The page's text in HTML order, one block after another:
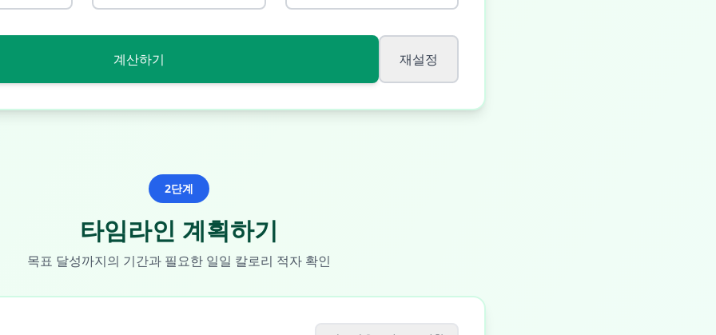
계산하기 재설정
2단계
타임라인 계획하기
목표 달성까지의 기간과 필요한 일일 칼로리 적자 확인